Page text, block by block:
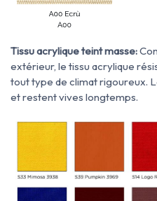
Tissu acrylique teint masse:
extérieur, le tissu acrylique
tout type de climat rigoureux.
et restent vives longtemps.